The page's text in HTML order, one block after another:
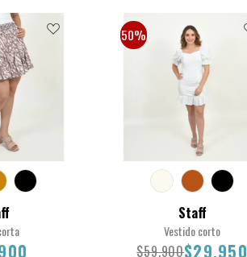
50%
Staff
Vestido corto
$59.900$29.950